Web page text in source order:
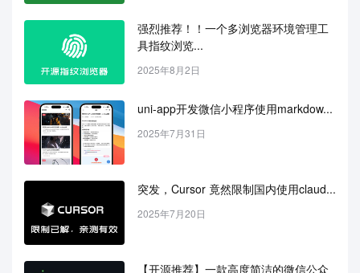
强烈推荐！！一个多浏览器环境管理工
具指纹浏览...
2025年8月2日
uni-app开发微信小程序使用markdow...
2025年7月31日
突发，Cursor 竟然限制国内使用claud...
2025年7月20日
【开源推荐】一款高度简洁的微信公众